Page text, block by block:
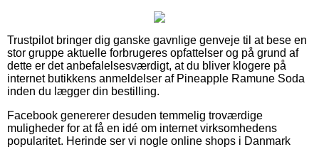
Trustpilot bringer dig ganske gavnlige genveje til at bese en
stor gruppe aktuelle forbrugeres opfattelser og på grund af
dette er det anbefalelsesværdigt, at du bliver klogere på
internet butikkens anmeldelser af Pineapple Ramune Soda
inden du lægger din bestilling.
Facebook genererer desuden temmelig troværdige
muligheder for at få en idé om internet virksomhedens
popularitet. Herinde ser vi nogle online shops i Danmark